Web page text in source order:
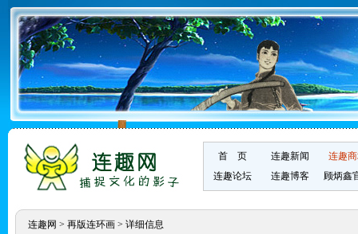
首 页 连趣新闻
连趣
连趣论坛
连趣博客 顾炳鑫
连趣网 > 再版连环画> 详细信息